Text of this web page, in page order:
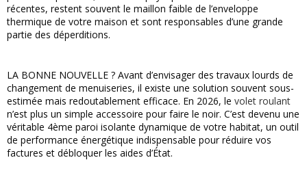
récentes, restent souvent le maillon faible de l’enveloppe
thermique de votre maison et sont responsables d’une grande
partie des déperditions.
LA BONNE NOUVELLE ? Avant d’envisager des travaux lourds de
changement de menuiseries, il existe une solution souvent sous-
estimée mais redoutablement efficace. En 2026, le volet roulant
n’est plus un simple accessoire pour faire le noir. C’est devenu une
véritable 4ème paroi isolante dynamique de votre habitat, un outil
de performance énergétique indispensable pour réduire vos
factures et débloquer les aides d’État.